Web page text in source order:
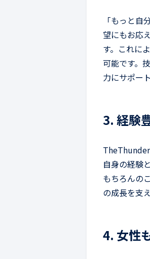
「もっと
望にもお応
す。これに
可能です。
力にサポー
3. 経験
自身の経験
もちろんの
の成長を支
4. 女性